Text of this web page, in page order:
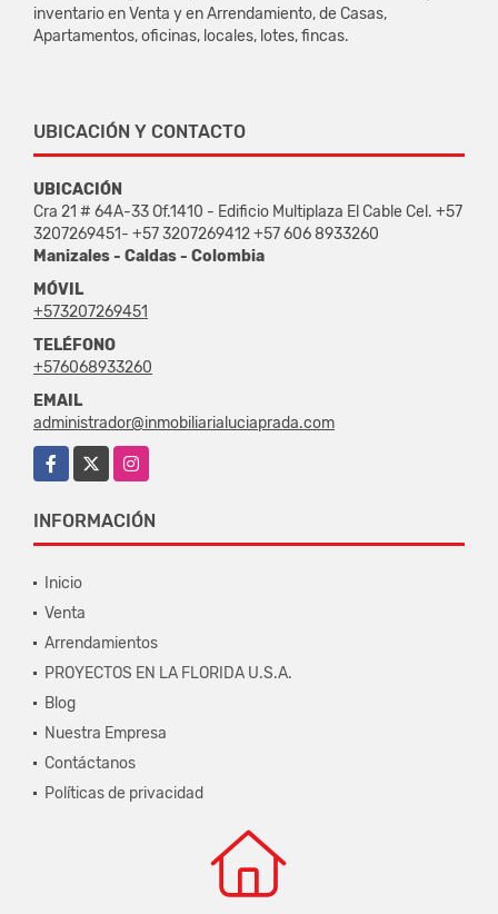
inventario en Venta y en Arrendamiento, de Casas,
Apartamentos, oficinas, locales, lotes, fincas.
UBICACIÓN Y CONTACTO
UBICACIÓN
Cra 21 # 64A-33 Of.1410 - Edificio Multiplaza El Cable Cel. +57
3207269451- +57 3207269412 +57 606 8933260
Manizales - Caldas - Colombia
MÓVIL
+573207269451
TELÉFONO
+576068933260
EMAIL
administrador@inmobiliarialuciaprada.com
Facebook
Instagram
INFORMACIÓN
Inicio
Venta
Arrendamientos
PROYECTOS EN LA FLORIDA U.S.A.
Blog
Nuestra Empresa
Contáctanos
Políticas de privacidad